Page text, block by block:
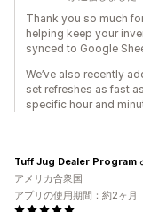
Thank you so much
helping keep your
synced to Google
We’ve also recently
set refreshes as fast
specific hour and
Tuff Jug Dealer Program
アメリカ合衆国
アプリの使用期間：約2ヶ月